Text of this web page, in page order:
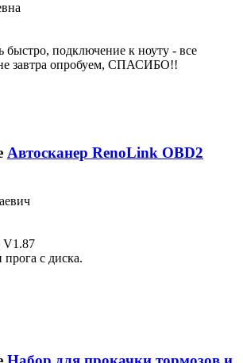
быстро, подключение к ноуту - все
завтра опробуем, СПАСИБО!!
Автосканер RenoLink OBD2
с диска.